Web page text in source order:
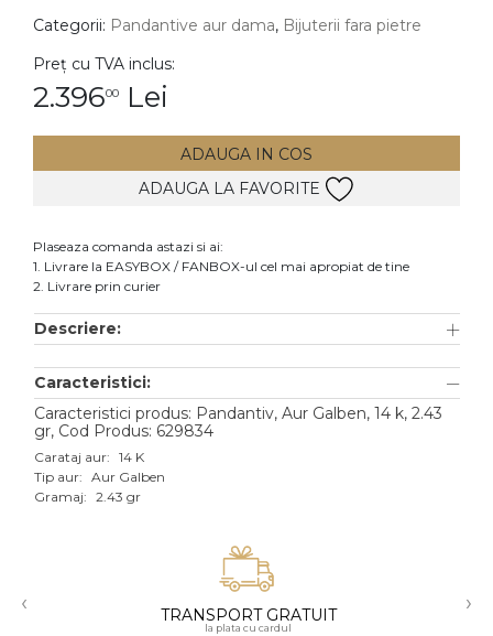
Inele
Cercei
Bratari
Lanturi
Pandantive
Accesorii
Aur galben
Aur alb
Aur roz
Categorii: Pandantive aur dama, Bijuterii fara pietre
Preț cu TVA inclus:
2.39600 Lei
ADAUGA IN COS
ADAUGA LA FAVORITE
Plaseaza comanda astazi si ai:
1. Livrare la EASYBOX / FANBOX-ul cel mai apropiat de tine
2. Livrare prin curier
Descriere:
Caracteristici:
Caracteristici produs: Pandantiv, Aur Galben, 14 k, 2.43
gr, Cod Produs: 629834
Carataj aur: 14 K
Tip aur: Aur Galben
Gramaj: 2.43 gr
‹ TRANSPORT GRATUIT
la plata cu cardul
›